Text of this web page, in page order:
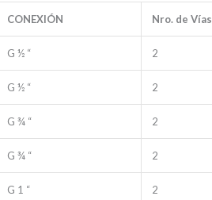
CONEXIÓN Nro. de Vías
G ½ “ 2
G ½ “ 2
G ¾ “ 2
G ¾ “ 2
G 1 “ 2